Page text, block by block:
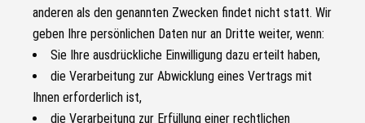
anderen als den genannten Zwecken findet nicht statt. Wir
geben Ihre persönlichen Daten nur an Dritte weiter, wenn:
Sie Ihre ausdrückliche Einwilligung dazu erteilt haben,
die Verarbeitung zur Abwicklung eines Vertrags mit
Ihnen erforderlich ist,
die Verarbeitung zur Erfüllung einer rechtlichen